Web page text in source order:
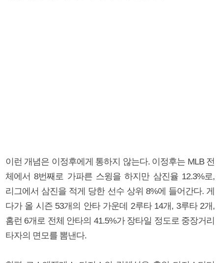
이런 개념은 이정후에게 통하지 않는다. 이정후는 MLB 전
체에서 8번째로 가파른 스윙을 하지만 삼진율 12.3%로,
리그에서 삼진을 적게 당한 선수 상위 8%에 들어간다. 게
다가 올 시즌 53개의 안타 가운데 2루타 14개, 3루타 2개,
홈런 6개로 전체 안타의 41.5%가 장타일 정도로 중장거리
타자의 면모를 뽐낸다.